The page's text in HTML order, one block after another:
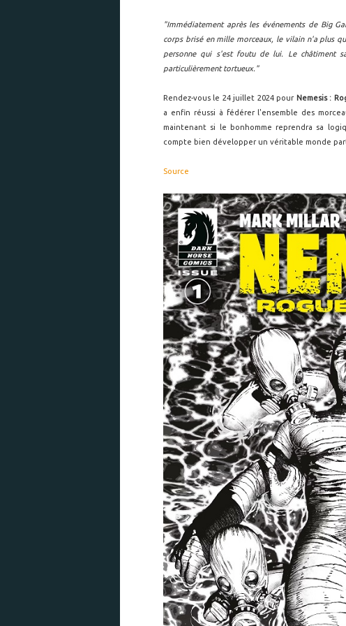
"Immédiatement après les événements de Big
corps brisé en mille morceaux, le vilain n'a plus
personne qui s'est foutu de lui. Le châtiment
particulièrement tortueux."
Rendez-vous le 24 juillet 2024 pour Nemesis :
a enfin réussi à fédérer l'ensemble des
maintenant si le bonhomme reprendra sa
compte bien développer un véritable monde
Source